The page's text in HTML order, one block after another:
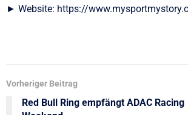
► Website: https://
Vorheriger Beitrag
Red Bull Ring empfängt ADAC Racing